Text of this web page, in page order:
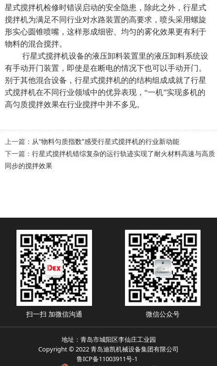
星式搅拌机检修时错误启动的安全隐患，除此之外， 行星式
搅拌机为满足不同行业对水路装置的高要求，喷头采用螺旋
形实心圆锥喷嘴，这样形成细密、均匀的雾化效果更有利于
物料的混合搅拌。
行星式搅拌机设备的液压卸料装置里的液压卸料系统设
有手动开门装置，即使是在断电的情况下也可以手动开门。
别于其他混合设备，行星式搅拌机的的结构组成成就了行星
式搅拌机在不同行业领域中的优异表现，“一机”实现多机的
高匀质搅拌效果在行业搅拌中并不多见。
上一篇： 从“物料匀质指数”感受行星式搅拌机的行业新动能
下一篇： 行星式搅拌机错综复杂的运行轨迹实现了耐火材料高速与高质
同步的搅拌效果
扫一扫 加微信沟通 微信公众号
地址：青岛市城阳区李仙庄工业园
Copyright © 2022 青岛迪凯机械设备集团有限公司
鲁ICP备11003911号-1